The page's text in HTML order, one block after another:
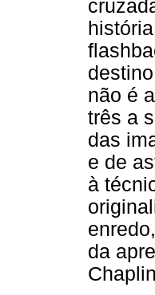
não é
três a
das
e de
à
da